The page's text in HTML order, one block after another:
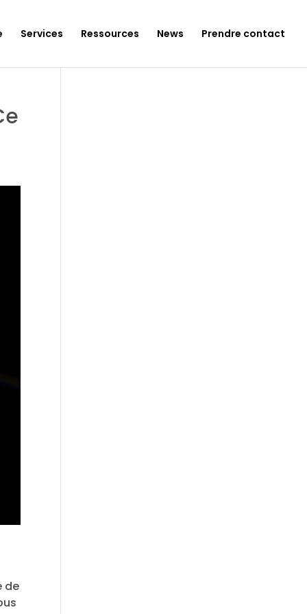
Services Ressources News Prendre contact
de